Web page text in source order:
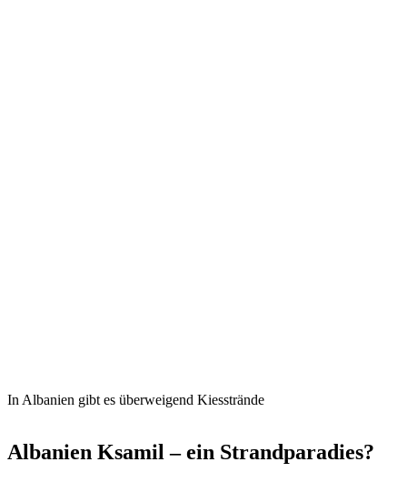
In Albanien gibt es überweigend Kiesstrände
Albanien Ksamil – ein Strandparadies?